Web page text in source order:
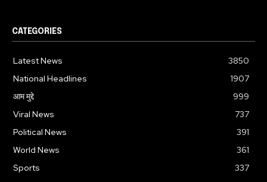
CATEGORIES
Latest News
3850
National Headlines
1907
आम मुद्दे
999
Viral News
737
Political News
391
World News
361
Sports
337